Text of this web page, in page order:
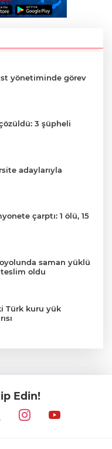
yönetiminde görev
çözüldü: 3 şüpheli
adaylarıyla
çarptı: 1 ölü, 15
saman yüklü
teslim oldu
Türk kuru yük
mı geliyor?
Edin!